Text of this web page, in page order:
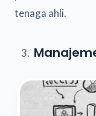
tenaga ahli.